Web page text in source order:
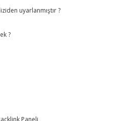
uyarlanmıştır ?
?